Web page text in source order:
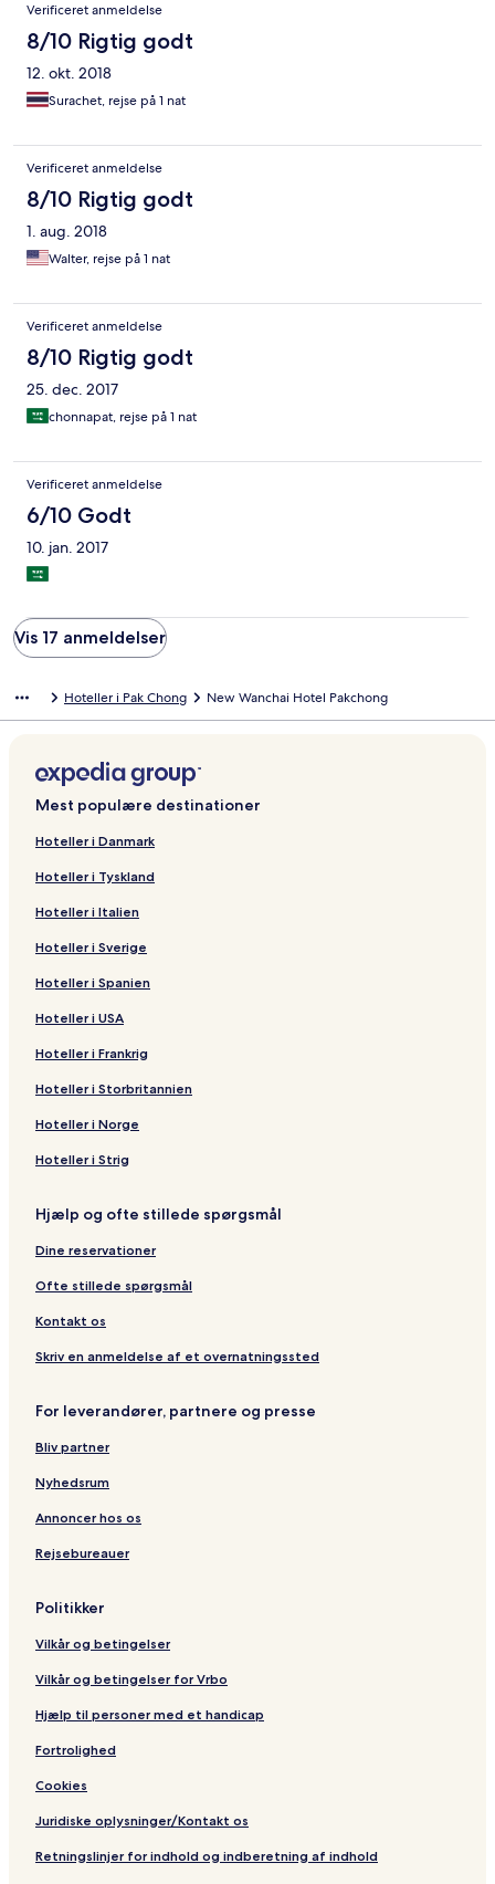
Verificeret anmeldelse
8/10 Rigtig godt
12. okt. 2018
Surachet, rejse på 1 nat
Verificeret anmeldelse
8/10 Rigtig godt
1. aug. 2018
Walter, rejse på 1 nat
Verificeret anmeldelse
8/10 Rigtig godt
25. dec. 2017
chonnapat, rejse på 1 nat
Verificeret anmeldelse
6/10 Godt
10. jan. 2017
Vis 17 anmeldelser
Hoteller i Pak Chong New Wanchai Hotel Pakchong
Mest populære destinationer
Hoteller i Danmark
Hoteller i Tyskland
Hoteller i Italien
Hoteller i Sverige
Hoteller i Spanien
Hoteller i USA
Hoteller i Frankrig
Hoteller i Storbritannien
Hoteller i Norge
Hoteller i Strig
Hjælp og ofte stillede spørgsmål
Dine reservationer
Ofte stillede spørgsmål
Kontakt os
Skriv en anmeldelse af et overnatningssted
For leverandører, partnere og presse
Bliv partner
Nyhedsrum
Annoncer hos os
Rejsebureauer
Politikker
Vilkår og betingelser
Vilkår og betingelser for Vrbo
Hjælp til personer med et handicap
Fortrolighed
Cookies
Juridiske oplysninger/Kontakt os
Retningslinjer for indhold og indberetning af indhold